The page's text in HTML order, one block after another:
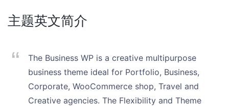
主题英文简介
The Business WP is a creative multipurpose
business theme ideal for Portfolio, Business,
Corporate, WooCommerce shop, Travel and
Creative agencies. The Flexibility and Theme